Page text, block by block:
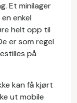
Et minilager
enkel
helt opp til
er som regel
på
kan få kjørt
ut mobile